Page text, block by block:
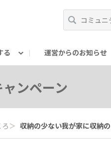
る 運営からのお知らせ
ンペーン
＞ 収納の少ない我が家に収納